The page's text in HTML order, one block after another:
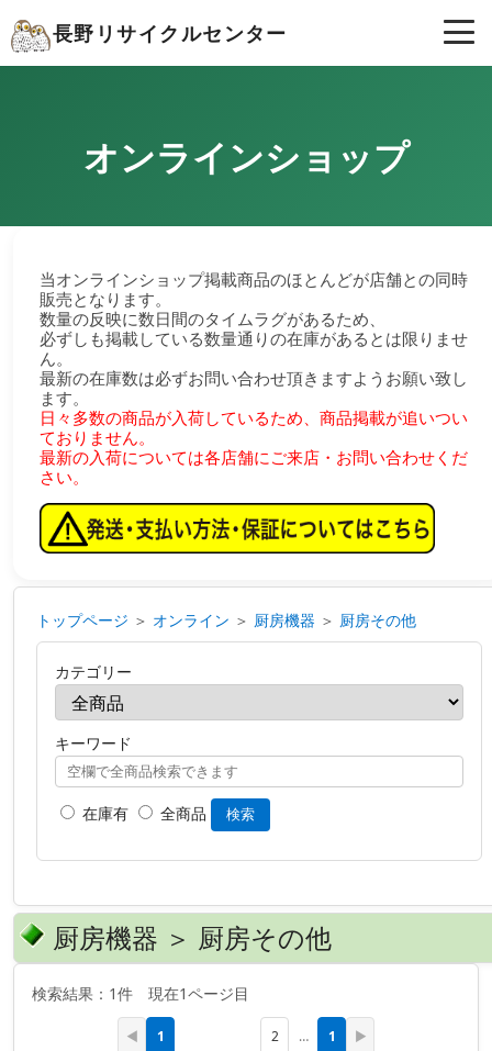
長野リサイクルセンター
オンラインショップ
当オンラインショップ掲載商品のほとんどが店舗との同時
販売となります。
数量の反映に数日間のタイムラグがあるため、
必ずしも掲載している数量通りの在庫があるとは限りませ
ん。
最新の在庫数は必ずお問い合わせ頂きますようお願い致し
ます。
日々多数の商品が入荷しているため、商品掲載が追いつい
ておりません。
最新の入荷については各店舗にご来店・お問い合わせくだ
さい。
トップページ ＞ オンライン ＞ 厨房機器 ＞ 厨房その他
カテゴリー
キーワード
在庫有 全商品 検索
厨房機器 ＞ 厨房その他
検索結果：1件 現在1ページ目
◀ 1 2 … 1 ▶